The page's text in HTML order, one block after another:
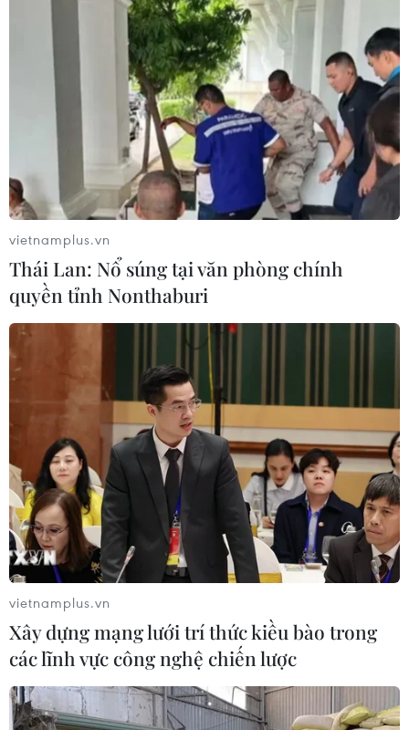
vietnamplus.vn
Thái Lan: Nổ súng tại văn phòng chính
quyền tỉnh Nonthaburi
vietnamplus.vn
Xây dựng mạng lưới trí thức kiều bào trong
các lĩnh vực công nghệ chiến lược